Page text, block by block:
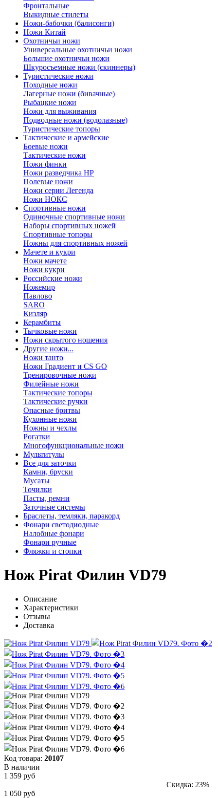
Фронтальные
Выкидные стилеты
Ножи-бабочки (балисонги)
Ножи Китай
Охотничьи ножи
Универсальные охотничьи ножи
Большие охотничьи ножи
Шкуросъемные ножи (скиннеры)
Туристические ножи
Походные ножи
Лагерные ножи (бивачные)
Рыбацкие ножи
Ножи для выживания
Подводные ножи (водолазные)
Туристические топоры
Тактические и армейские
Боевые ножи
Тактические ножи
Ножи финки
Ножи разведчика НР
Полевые ножи
Ножи серии Легенда
Ножи НОКС
Спортивные ножи
Одиночные спортивные ножи
Наборы спортивных ножей
Спортивные топоры
Ножны для спортивных ножей
Мачете и кукри
Ножи мачете
Ножи кукри
Российские ножи
Ножемир
Павлово
SARO
Кизляр
Керамбиты
Тычковые ножи
Ножи скрытого ношения
Другие ножи...
Ножи танто
Ножи Градиент и CS GO
Тренировочные ножи
Филейные ножи
Тактические топоры
Тактические ручки
Опасные бритвы
Кухонные ножи
Ножны и чехлы
Рогатки
Многофункциональные ножи
Мультитулы
Все для заточки
Камни, бруски
Мусаты
Точилки
Пасты, ремни
Заточные системы
Браслеты, темляки, паракорд
Фонари светодиодные
Налобные фонари
Фонари ручные
Фляжки и стопки
Нож Pirat Филин VD79
Описание
Характеристики
Отзывы
Доставка
Код товара: 20107
В наличии
1 359 руб
Скидка: 23%
1 050 руб